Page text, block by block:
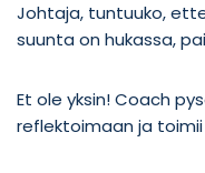
Johtaja, tuntuuko,
suunta on hukassa,
Et ole yksin! Coach
reflektoimaan ja